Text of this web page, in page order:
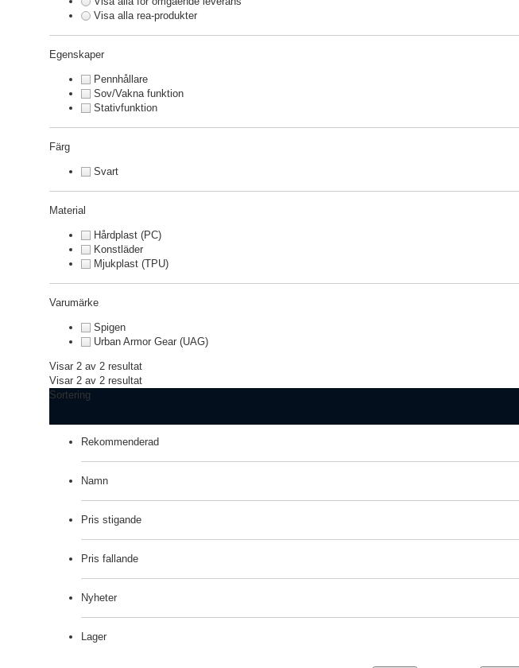
Visa alla rea-produkter
Egenskaper
Pennhållare
Sov/Vakna funktion
Stativfunktion
Färg
Svart
Material
Hårdplast (PC)
Konstläder
Mjukplast (TPU)
Varumärke
Spigen
Urban Armor Gear (UAG)
Visar 2 av 2 resultat
Visar 2 av 2 resultat
Sortering
Rekommenderad
Namn
Pris stigande
Pris fallande
Nyheter
Lager